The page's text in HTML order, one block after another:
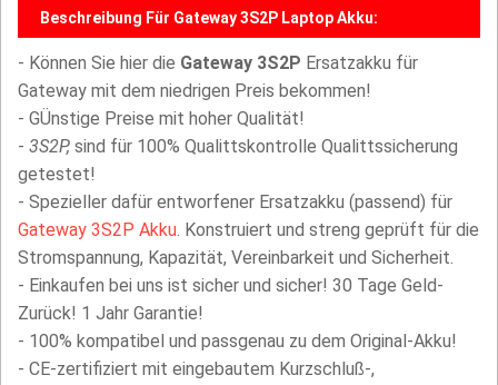
Beschreibung Für Gateway 3S2P Laptop Akku:
- Können Sie hier die Gateway 3S2P Ersatzakku für
Gateway mit dem niedrigen Preis bekommen!
- GÜnstige Preise mit hoher Qualität!
- 3S2P, sind für 100% Qualittskontrolle Qualittssicherung
getestet!
- Spezieller dafür entworfener Ersatzakku (passend) für
Gateway 3S2P Akku. Konstruiert und streng geprüft für die
Stromspannung, Kapazität, Vereinbarkeit und Sicherheit.
- Einkaufen bei uns ist sicher und sicher! 30 Tage Geld-
Zurück! 1 Jahr Garantie!
- 100% kompatibel und passgenau zu dem Original-Akku!
- CE-zertifiziert mit eingebautem Kurzschluß-,